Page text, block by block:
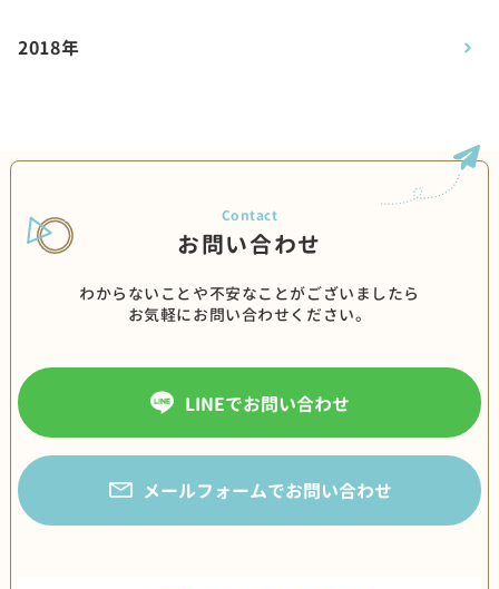
2018年
お問い合わせ
わからないことや不安なことがございましたら
お気軽にお問い合わせください。
LINEでお問い合わせ
メールフォームでお問い合わせ